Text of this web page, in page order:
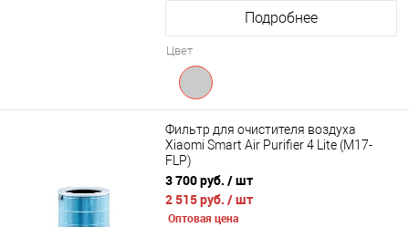
Подробнее
Цвет
Фильтр для очистителя воздуха
Xiaomi Smart Air Purifier 4 Lite (M17-
FLP)
3 700 руб. / шт
2 515 руб. / шт
Оптовая цена